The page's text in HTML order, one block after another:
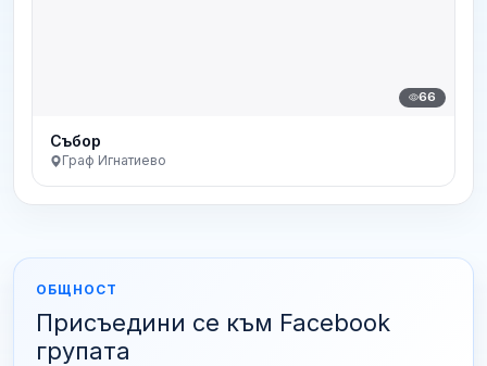
66
Събор
Граф Игнатиево
ОБЩНОСТ
Присъедини се към Facebook
групата